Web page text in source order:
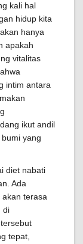
kali hal
hidup kita
hanya
apakah
vitalitas
intim antara
ikut andil
yang
diet nabati
Ada
terasa
di
tepat,